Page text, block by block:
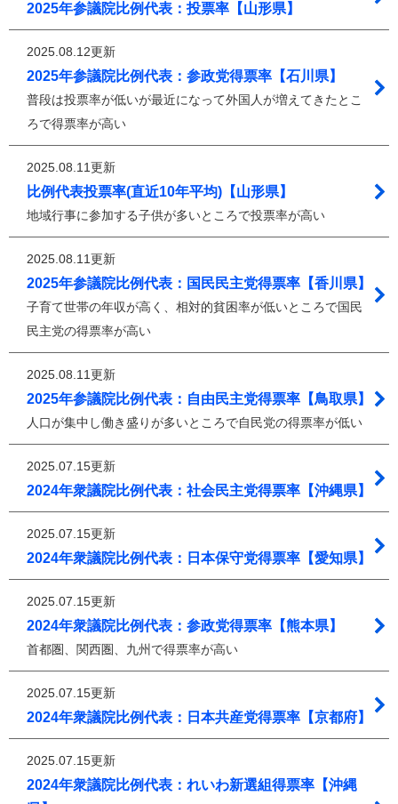
2025年参議院比例代表：投票率【山形県】
2025.08.12更新
2025年参議院比例代表：参政党得票率【石川県】
普段は投票率が低いが最近になって外国人が増えてきたとこ
ろで得票率が高い
2025.08.11更新
比例代表投票率(直近10年平均)【山形県】
地域行事に参加する子供が多いところで投票率が高い
2025.08.11更新
2025年参議院比例代表：国民民主党得票率【香川県】
子育て世帯の年収が高く、相対的貧困率が低いところで国民
民主党の得票率が高い
2025.08.11更新
2025年参議院比例代表：自由民主党得票率【鳥取県】
人口が集中し働き盛りが多いところで自民党の得票率が低い
2025.07.15更新
2024年衆議院比例代表：社会民主党得票率【沖縄県】
2025.07.15更新
2024年衆議院比例代表：日本保守党得票率【愛知県】
2025.07.15更新
2024年衆議院比例代表：参政党得票率【熊本県】
首都圏、関西圏、九州で得票率が高い
2025.07.15更新
2024年衆議院比例代表：日本共産党得票率【京都府】
2025.07.15更新
2024年衆議院比例代表：れいわ新選組得票率【沖縄